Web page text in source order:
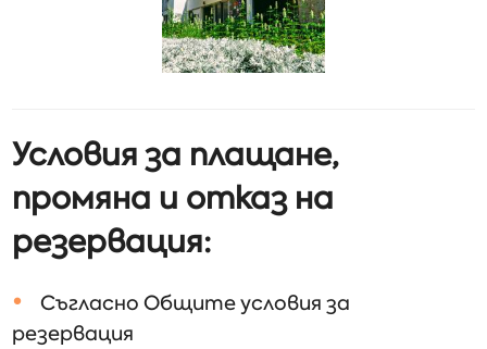
Условия за плащане,
промяна и отказ на
резервация:
Съгласно Общите условия за
резервация